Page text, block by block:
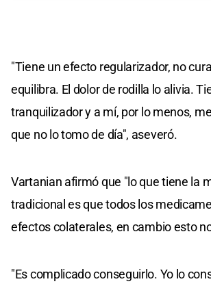
"Tiene un efecto regularizador, no
equilibra. El dolor de rodilla lo alivia.
tranquilizador y a mí, por lo menos,
que no lo tomo de día", aseveró.
Vartanian afirmó que "lo que tiene la
tradicional es que todos los
efectos colaterales, en cambio esto
"Es complicado conseguirlo. Yo lo